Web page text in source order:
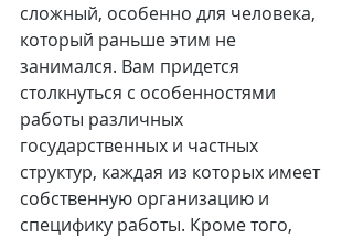
сложный, особенно для человека,
который раньше этим не
занимался. Вам придется
столкнуться с особенностями
работы различных
государственных и частных
структур, каждая из которых имеет
собственную организацию и
специфику работы. Кроме того,